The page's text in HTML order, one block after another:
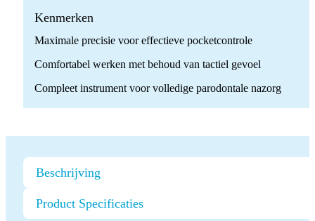
TK1-
Kenmerken
Maximale precisie voor effectieve pocketcontrole
Comfortabel werken met behoud van tactiel gevoel
Compleet instrument voor volledige parodontale nazorg
Beschrijving
Product Specificaties